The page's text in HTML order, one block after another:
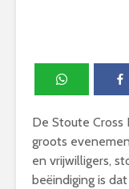
De Stoute
groots
en vrijwilligers,
beëindiging is